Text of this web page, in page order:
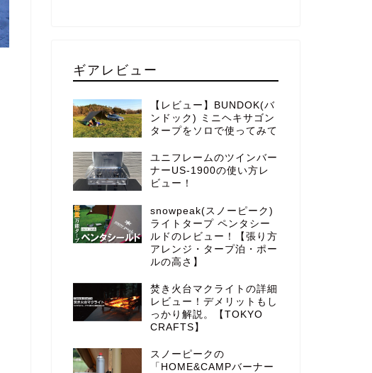
ギアレビュー
【レビュー】BUNDOK(バ
ンドック) ミニヘキサゴン
タープをソロで使ってみて
ユニフレームのツインバー
ナーUS-1900の使い方レ
ビュー！
snowpeak(スノーピーク)
ライトタープ ペンタシー
ルドのレビュー！【張り方
アレンジ・タープ泊・ポー
ルの高さ】
焚き火台マクライトの詳細
レビュー！デメリットもし
っかり解説。【TOKYO
CRAFTS】
スノーピークの
「HOME&CAMPバーナー